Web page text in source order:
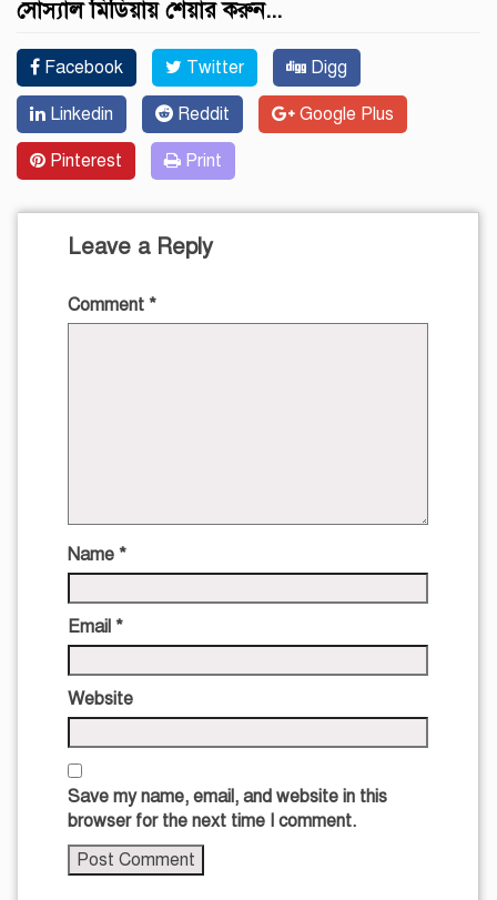
সোস্যাল মিডিয়ায় শেয়ার করুন...
Facebook Twitter Digg
Linkedin Reddit Google Plus
Pinterest Print
Leave a Reply
Comment *
Name *
Email *
Website
Save my name, email, and website in this
browser for the next time I comment.